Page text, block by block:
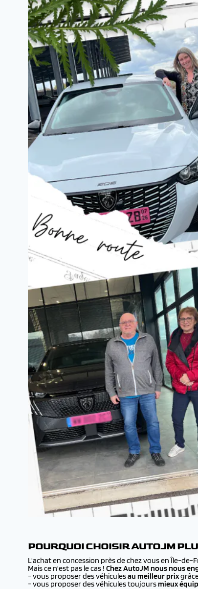
POURQUOI CHOISIR AUTOJM
L'achat en concession près de chez vous en Île-
Mais ce n'est pas le cas ! Chez AutoJM nous nous
- vous proposer des véhiculesau meilleur prix
- vous proposer des véhicules toujoursmieux